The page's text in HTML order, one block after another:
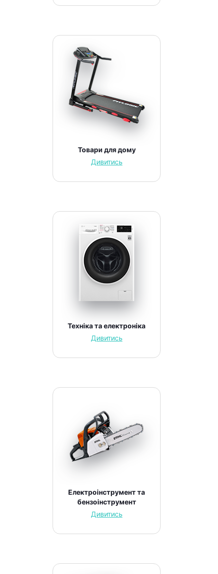
Товари для дому
Дивитись
Техніка та електроніка
Дивитись
Електроінструмент та
бензоінструмент
Дивитись